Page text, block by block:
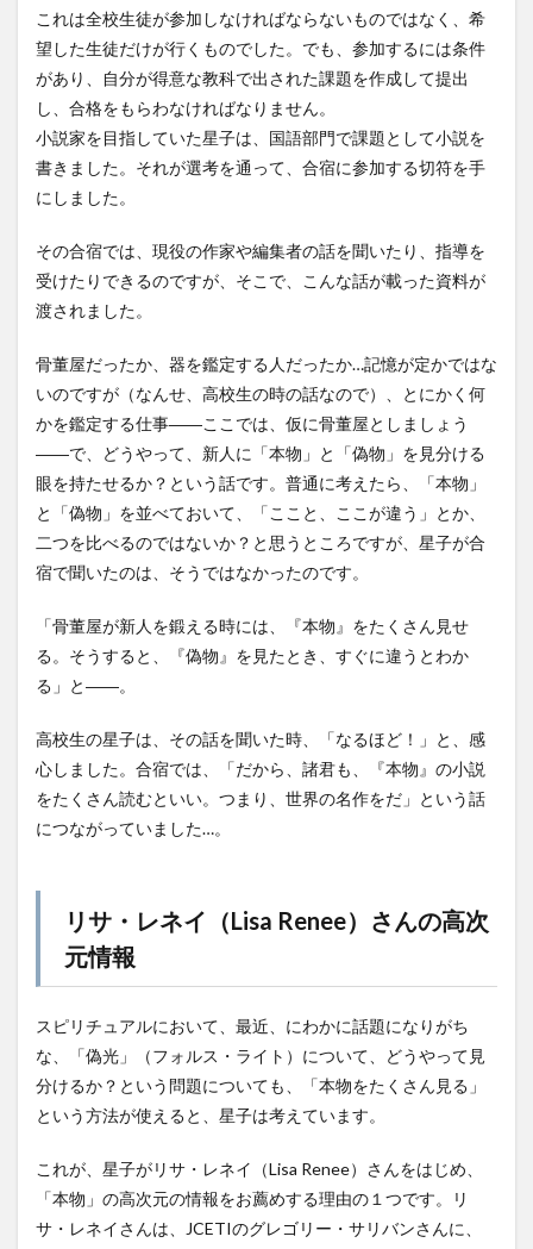
これは全校生徒が参加しなければならないものではなく、希
望した生徒だけが行くものでした。でも、参加するには条件
があり、自分が得意な教科で出された課題を作成して提出
し、合格をもらわなければなりません。
小説家を目指していた星子は、国語部門で課題として小説を
書きました。それが選考を通って、合宿に参加する切符を手
にしました。
その合宿では、現役の作家や編集者の話を聞いたり、指導を
受けたりできるのですが、そこで、こんな話が載った資料が
渡されました。
骨董屋だったか、器を鑑定する人だったか…記憶が定かではな
いのですが（なんせ、高校生の時の話なので）、とにかく何
かを鑑定する仕事――ここでは、仮に骨董屋としましょう
――で、どうやって、新人に「本物」と「偽物」を見分ける
眼を持たせるか？という話です。普通に考えたら、「本物」
と「偽物」を並べておいて、「ここと、ここが違う」とか、
二つを比べるのではないか？と思うところですが、星子が合
宿で聞いたのは、そうではなかったのです。
「骨董屋が新人を鍛える時には、『本物』をたくさん見せ
る。そうすると、『偽物』を見たとき、すぐに違うとわか
る」と――。
高校生の星子は、その話を聞いた時、「なるほど！」と、感
心しました。合宿では、「だから、諸君も、『本物』の小説
をたくさん読むといい。つまり、世界の名作をだ」という話
につながっていました…。
リサ・レネイ（Lisa Renee）さんの高次
元情報
スピリチュアルにおいて、最近、にわかに話題になりがち
な、「偽光」（フォルス・ライト）について、どうやって見
分けるか？という問題についても、「本物をたくさん見る」
という方法が使えると、星子は考えています。
これが、星子がリサ・レネイ（Lisa Renee）さんをはじめ、
「本物」の高次元の情報をお薦めする理由の１つです。リ
サ・レネイさんは、JCETIのグレゴリー・サリバンさんに、